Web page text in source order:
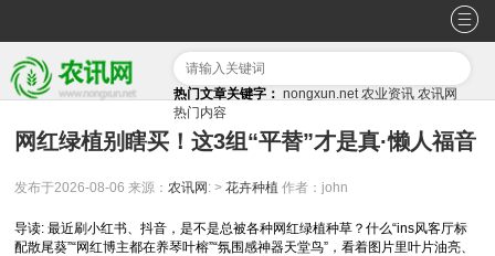
热门文章关键字： nongxun.net 农业资讯 农讯网
热门内容
网红绿植别瞎买！这3组“平替”才是真·懒人福音
发布于2026-08-06 来源：农讯网 : >花卉种植 作者：john
导读: 最近刷小红书、抖音，是不是总被各种网红绿植种草？什么“ins风客厅标
配散尾葵”“网红博主都在养琴叶榕”“氛围感神器天堂鸟”，看着图片里叶片油亮、